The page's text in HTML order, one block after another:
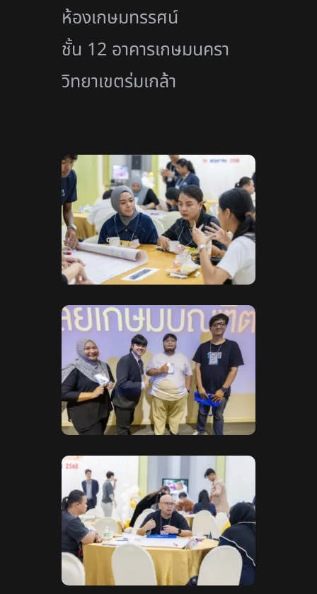
ห้องเกษมทรรศน์
ชั้น 12 อาคารเกษมนครา
วิทยาเขตร่มเกล้า